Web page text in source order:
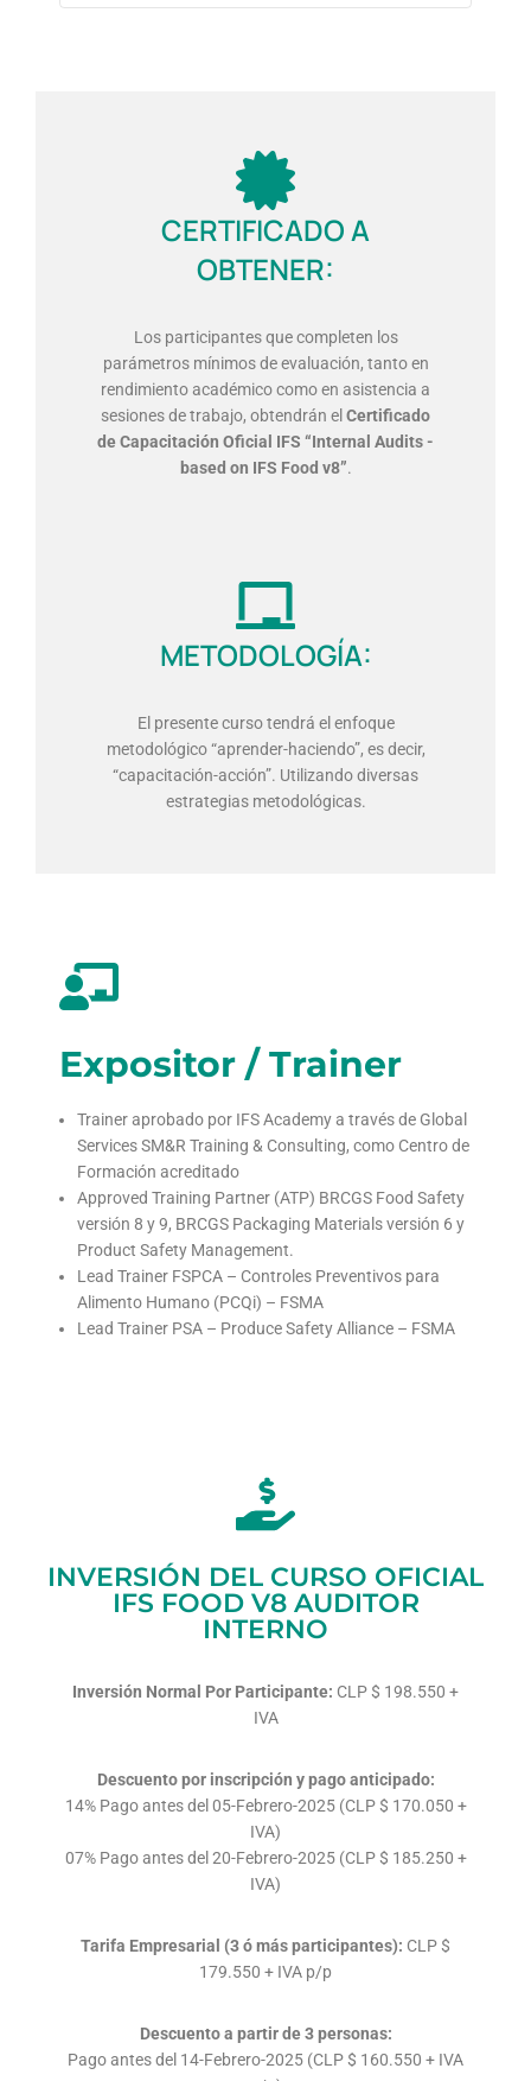
CERTIFICADO A
OBTENER:
Los participantes que completen los
parámetros mínimos de evaluación, tanto en
rendimiento académico como en asistencia a
sesiones de trabajo, obtendrán elCertificado
de Capacitación Oficial IFS “Internal Audits -
based on IFS Food v8”.
METODOLOGÍA:
El presente curso tendrá el enfoque
metodológico “aprender-haciendo”, es decir,
“capacitación-acción”. Utilizando diversas
estrategias metodológicas.
Expositor / Trainer
Trainer aprobado por IFS Academy a través de Global
Services SM&R Training & Consulting, como Centro de
Formación acreditado
Approved Training Partner (ATP) BRCGS Food Safety
versión 8 y 9, BRCGS Packaging Materials versión 6 y
Product Safety Management.
Lead Trainer FSPCA – Controles Preventivos para
Alimento Humano (PCQi) – FSMA
Lead Trainer PSA – Produce Safety Alliance – FSMA
INVERSIÓN DEL CURSO OFICIAL
IFS FOOD V8 AUDITOR
INTERNO
Inversión Normal Por Participante: CLP $ 198.550 +
IVA
Descuento por inscripción y pago anticipado:
14% Pago antes del 05-Febrero-2025 (CLP $ 170.050 +
IVA)
07% Pago antes del 20-Febrero-2025 (CLP $ 185.250 +
IVA)
Tarifa Empresarial (3 ó más participantes): CLP $
179.550 + IVA p/p
Descuento a partir de 3 personas:
Pago antes del 14-Febrero-2025 (CLP $ 160.550 + IVA